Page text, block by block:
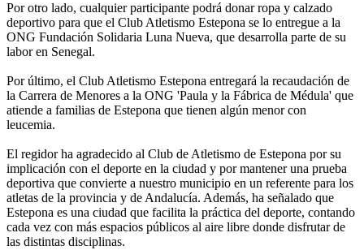
Por otro lado, cualquier participante podrá donar ropa y calzado
deportivo para que el Club Atletismo Estepona se lo entregue a la
ONG Fundación Solidaria Luna Nueva, que desarrolla parte de su
labor en Senegal.
Por último, el Club Atletismo Estepona entregará la recaudación de
la Carrera de Menores a la ONG 'Paula y la Fábrica de Médula' que
atiende a familias de Estepona que tienen algún menor con
leucemia.
El regidor ha agradecido al Club de Atletismo de Estepona por su
implicación con el deporte en la ciudad y por mantener una prueba
deportiva que convierte a nuestro municipio en un referente para los
atletas de la provincia y de Andalucía. Además, ha señalado que
Estepona es una ciudad que facilita la práctica del deporte, contando
cada vez con más espacios públicos al aire libre donde disfrutar de
las distintas disciplinas.